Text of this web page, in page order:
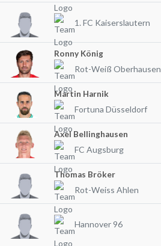
1. FC Kaiserslautern
Ronny König
Rot-Weiß Oberhausen
Martin Harnik
Fortuna Düsseldorf
Axel Bellinghausen
FC Augsburg
Thomas Bröker
Rot-Weiss Ahlen
Hannover 96